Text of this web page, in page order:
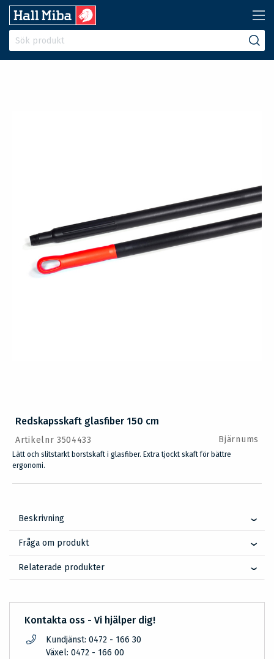
Redskapsskaft glasfiber 150 cm
Artikelnr 3504433 Bjärnums
Lätt och slitstarkt borstskaft i glasfiber. Extra tjockt skaft för bättre
ergonomi.
Beskrivning
Fråga om produkt
Relaterade produkter
Kontakta oss - Vi hjälper dig!
Kundjänst: 0472 - 166 30
Växel: 0472 - 166 00